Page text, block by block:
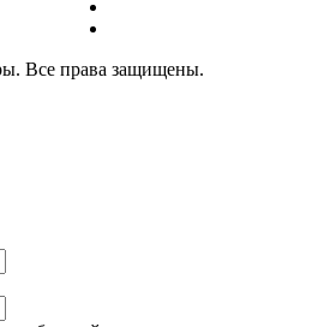
Все права защищены.